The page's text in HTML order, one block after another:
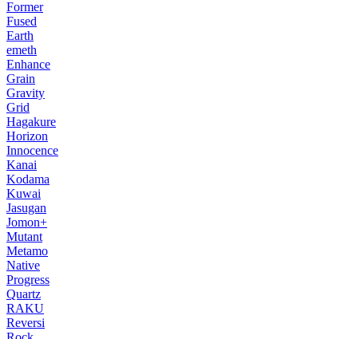
Former
Fused
Earth
emeth
Enhance
Grain
Gravity
Grid
Hagakure
Horizon
Innocence
Kanai
Kodama
Kuwai
Jasugan
Jomon+
Mutant
Metamo
Native
Progress
Quartz
RAKU
Reversi